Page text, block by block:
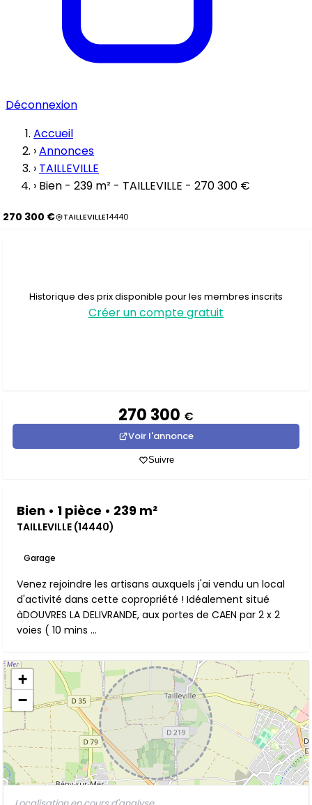
Déconnexion
Accueil
›Annonces
› TAILLEVILLE
› Bien - 239 m² - TAILLEVILLE - 270 300 €
270 300 € TAILLEVILLE14440
Historique des prix disponible pour les membres inscrits
Créer un compte gratuit
270 300 €
Voir l'annonce
Suivre
Bien • 1 pièce • 239 m²
TAILLEVILLE (14440)
Garage
Venez rejoindre les artisans auxquels j'ai vendu un local
d'activité dans cette copropriété ! Idéalement situé
àDOUVRES LA DELIVRANDE, aux portes de CAEN par 2 x 2
voies ( 10 mins ...
+
−